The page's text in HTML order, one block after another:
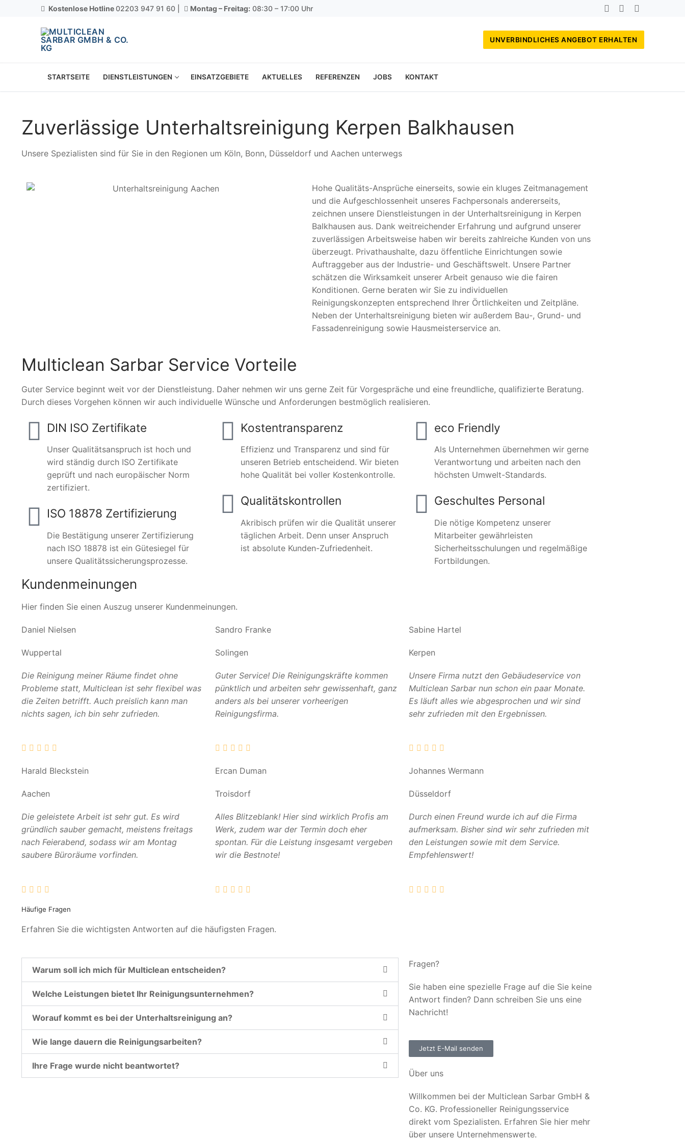
Kostenlose Hotline02203 947 91 60 | Montag – Freitag: 08:30 – 17:00 Uhr
UNVERBINDLICHES ANGEBOT ERHALTEN
STARTSEITE DIENSTLEISTUNGEN EINSATZGEBIETE AKTUELLES REFERENZEN JOBS KONTAKT
Zuverlässige Unterhaltsreinigung Kerpen Balkhausen
Unsere Spezialisten sind für Sie in den Regionen um Köln, Bonn, Düsseldorf und Aachen unterwegs
Hohe Qualitäts-Ansprüche einerseits, sowie ein kluges Zeitmanagement
und die Aufgeschlossenheit unseres Fachpersonals andererseits,
zeichnen unsere Dienstleistungen in der Unterhaltsreinigung in Kerpen
Balkhausen aus. Dank weitreichender Erfahrung und aufgrund unserer
zuverlässigen Arbeitsweise haben wir bereits zahlreiche Kunden von uns
überzeugt. Privathaushalte, dazu öffentliche Einrichtungen sowie
Auftraggeber aus der Industrie- und Geschäftswelt. Unsere Partner
schätzen die Wirksamkeit unserer Arbeit genauso wie die fairen
Konditionen. Gerne beraten wir Sie zu individuellen
Reinigungskonzepten entsprechend Ihrer Örtlichkeiten und Zeitpläne.
Neben der Unterhaltsreinigung bieten wir außerdem Bau-, Grund- und
Fassadenreinigung sowie Hausmeisterservice an.
Multiclean Sarbar Service Vorteile
Guter Service beginnt weit vor der Dienstleistung. Daher nehmen wir uns gerne Zeit für Vorgespräche und eine freundliche, qualifizierte Beratung.
Durch dieses Vorgehen können wir auch individuelle Wünsche und Anforderungen bestmöglich realisieren.
DIN ISO Zertifikate
Unser Qualitätsanspruch ist hoch und
wird ständig durch ISO Zertifikate
geprüft und nach europäischer Norm
zertifiziert.
ISO 18878 Zertifizierung
Die Bestätigung unserer Zertifizierung
nach ISO 18878 ist ein Gütesiegel für
unsere Qualitätssicherungsprozesse.
Kostentransparenz
Effizienz und Transparenz und sind für
unseren Betrieb entscheidend. Wir bieten
hohe Qualität bei voller Kostenkontrolle.
Qualitätskontrollen
Akribisch prüfen wir die Qualität unserer
täglichen Arbeit. Denn unser Anspruch
ist absolute Kunden-Zufriedenheit.
eco Friendly
Als Unternehmen übernehmen wir gerne
Verantwortung und arbeiten nach den
höchsten Umwelt-Standards.
Geschultes Personal
Die nötige Kompetenz unserer
Mitarbeiter gewährleisten
Sicherheitsschulungen und regelmäßige
Fortbildungen.
Kundenmeinungen
Hier finden Sie einen Auszug unserer Kundenmeinungen.
Daniel Nielsen
Wuppertal
Die Reinigung meiner Räume findet ohne
Probleme statt, Multiclean ist sehr flexibel was
die Zeiten betrifft. Auch preislich kann man
nichts sagen, ich bin sehr zufrieden.
Sandro Franke
Solingen
Guter Service! Die Reinigungskräfte kommen
pünktlich und arbeiten sehr gewissenhaft, ganz
anders als bei unserer vorheerigen
Reinigungsfirma.
Sabine Hartel
Kerpen
Unsere Firma nutzt den Gebäudeservice von
Multiclean Sarbar nun schon ein paar Monate.
Es läuft alles wie abgesprochen und wir sind
sehr zufrieden mit den Ergebnissen.
Harald Bleckstein
Aachen
Die geleistete Arbeit ist sehr gut. Es wird
gründlich sauber gemacht, meistens freitags
nach Feierabend, sodass wir am Montag
saubere Büroräume vorfinden.
Ercan Duman
Troisdorf
Alles Blitzeblank! Hier sind wirklich Profis am
Werk, zudem war der Termin doch eher
spontan. Für die Leistung insgesamt vergeben
wir die Bestnote!
Johannes Wermann
Düsseldorf
Durch einen Freund wurde ich auf die Firma
aufmerksam. Bisher sind wir sehr zufrieden mit
den Leistungen sowie mit dem Service.
Empfehlenswert!
Häufige Fragen
Erfahren Sie die wichtigsten Antworten auf die häufigsten Fragen.
Warum soll ich mich für Multiclean entscheiden?
Welche Leistungen bietet Ihr Reinigungsunternehmen?
Worauf kommt es bei der Unterhaltsreinigung an?
Wie lange dauern die Reinigungsarbeiten?
Ihre Frage wurde nicht beantwortet?
Fragen?
Sie haben eine spezielle Frage auf die Sie keine
Antwort finden? Dann schreiben Sie uns eine
Nachricht!
Jetzt E-Mail senden
Über uns
Willkommen bei der Multiclean Sarbar GmbH &
Co. KG. Professioneller Reinigungsservice
direkt vom Spezialisten. Erfahren Sie hier mehr
über unsere Unternehmenswerte.